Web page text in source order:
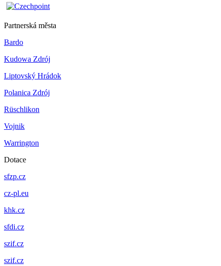
Partnerská města
Bardo
Kudowa Zdrój
Liptovský Hrádok
Polanica Zdrój
Rüschlikon
Vojnik
Warrington
Dotace
sfzp.cz
cz-pl.eu
khk.cz
sfdi.cz
szif.cz
szif.cz